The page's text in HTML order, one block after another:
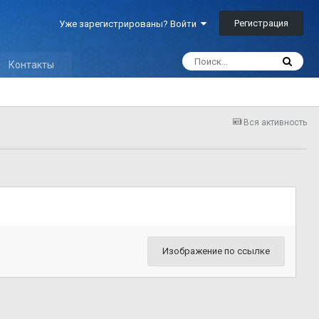
Уже зарегистрированы? Войти Регистрация
Контакты
Вся активность
Изображение по ссылке